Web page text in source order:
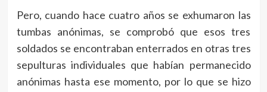
Pero, cuando hace cuatro años se exhumaron las
tumbas anónimas, se comprobó que esos tres
soldados se encontraban enterrados en otras tres
sepulturas individuales que habían permanecido
anónimas hasta ese momento, por lo que se hizo